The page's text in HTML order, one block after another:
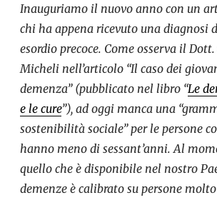
Inauguriamo il nuovo anno con un
chi ha appena ricevuto una diagnosi
esordio precoce. Come osserva il
Micheli nell’articolo “Il caso dei
demenza” (pubblicato nel libro “Le
e le cure”), ad oggi manca una
sostenibilità sociale” per le persone
hanno meno di sessant’anni. Al
quello che è disponibile nel nostro
demenze è calibrato su persone